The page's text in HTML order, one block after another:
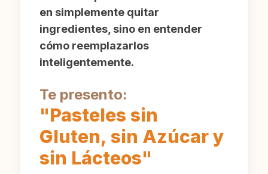
en simplemente quitar
ingredientes, sino en entender
cómo reemplazarlos
inteligentemente.
Te presento:
"Pasteles sin
Gluten, sin Azúcar y
sin Lácteos"